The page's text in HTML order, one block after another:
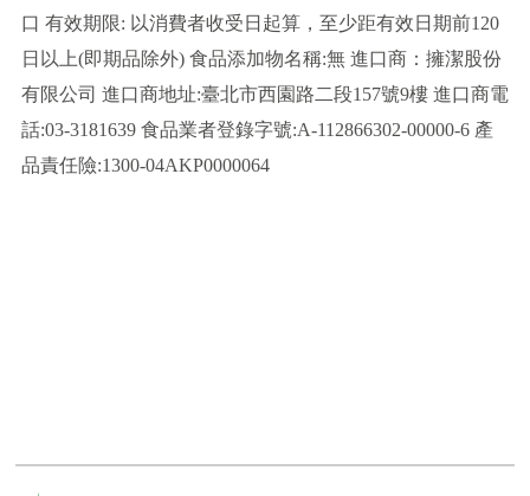
口 有效期限: 以消費者收受日起算，至少距有效日期前120
日以上(即期品除外) 食品添加物名稱:無 進口商：擁潔股份
有限公司 進口商地址:臺北市西園路二段157號9樓 進口商電
話:03-3181639 食品業者登錄字號:A-112866302-00000-6 產
品責任險:1300-04AKP0000064